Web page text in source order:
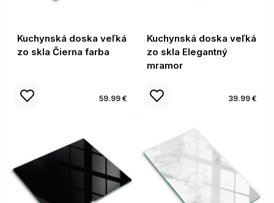
Kuchynská doska veľká
zo skla Čierna farba
59.99 €
Kuchynská doska veľká
zo skla Elegantný
mramor
39.99 €